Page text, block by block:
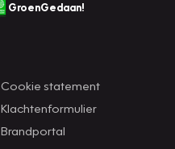
GroenGedaan!
Cookie statement
Klachtenformulier
Brandportal